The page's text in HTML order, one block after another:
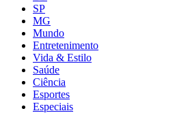
SP
MG
Mundo
Entretenimento
Vida & Estilo
Saúde
Ciência
Esportes
Especiais